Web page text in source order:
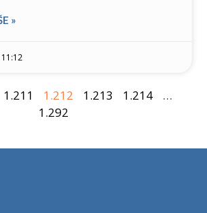
»
1.211 1.212 1.213 1.214
…
1.292